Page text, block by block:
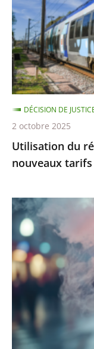
législatives
par
les
régions
:
les
nouveaux
tarifs
sont
légaux
Utilisation du
nouveaux
DÉCISION DE
2 octobre 2025
Interdiction
de
vente
des
produits
du
tabac
et
du